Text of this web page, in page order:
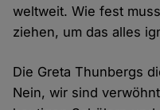
weltweit. Wie fest
ziehen, um das alles
Die Greta Thunbergs
Nein, wir sind